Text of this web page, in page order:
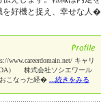
を好機と捉え、幸せな人�
www.careerdomain.net/ キャリ
） 株式会社ソシエワール
おこなった経�
...続きをみる